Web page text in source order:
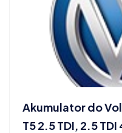
Akumulator do
T5 2.5 TDI, 2.5